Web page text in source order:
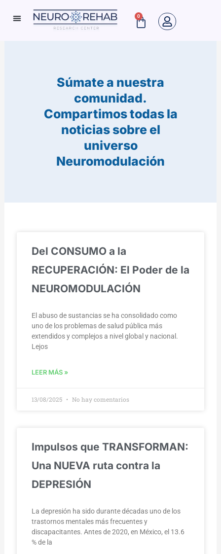
0
Cart
Súmate a nuestra
comunidad.
Compartimos todas la
noticias sobre el
universo
Neuromodulación
Del CONSUMO a la
RECUPERACIÓN: El Poder de la
NEUROMODULACIÓN
El abuso de sustancias se ha consolidado como
uno de los problemas de salud pública más
extendidos y complejos a nivel global y nacional.
Lejos
LEER MÁS »
13/08/2025 No hay comentarios
Impulsos que TRANSFORMAN:
Una NUEVA ruta contra la
DEPRESIÓN
La depresión ha sido durante décadas uno de los
trastornos mentales más frecuentes y
discapacitantes. Antes de 2020, en México, el 13.6
% de la